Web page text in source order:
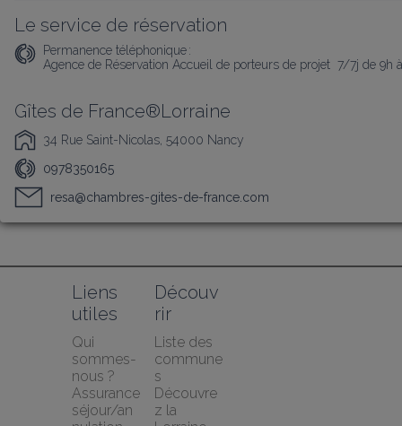
Le service de réservation
Permanence téléphonique :
Agence de Réservation Accueil de porteurs de projet  7/7j de 9h
Gîtes de France®Lorraine
34 Rue Saint-Nicolas, 54000 Nancy
0978350165
resa@chambres-gites-de-france.com
Liens
utiles
Qui
sommes-
nous ?
Assurance
séjour/an
Découv
rir
Liste des
commune
s
Découvre
z la